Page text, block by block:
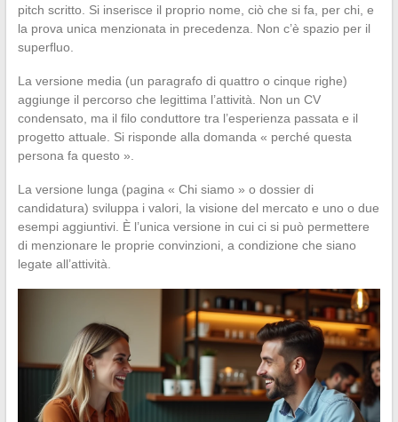
pitch scritto. Si inserisce il proprio nome, ciò che si fa, per chi, e
la prova unica menzionata in precedenza. Non c’è spazio per il
superfluo.
La versione media (un paragrafo di quattro o cinque righe)
aggiunge il percorso che legittima l’attività. Non un CV
condensato, ma il filo conduttore tra l’esperienza passata e il
progetto attuale. Si risponde alla domanda « perché questa
persona fa questo ».
La versione lunga (pagina « Chi siamo » o dossier di
candidatura) sviluppa i valori, la visione del mercato e uno o due
esempi aggiuntivi. È l’unica versione in cui ci si può permettere
di menzionare le proprie convinzioni, a condizione che siano
legate all’attività.